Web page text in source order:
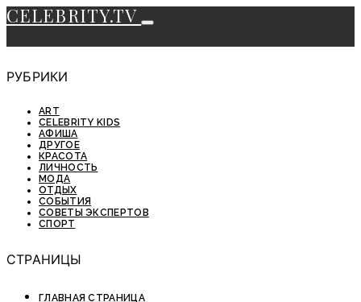
CELEBRITY.TV
РУБРИКИ
ART
CELEBRITY KIDS
АФИША
ДРУГОЕ
КРАСОТА
ЛИЧНОСТЬ
МОДА
ОТДЫХ
СОБЫТИЯ
СОВЕТЫ ЭКСПЕРТОВ
СПОРТ
СТРАНИЦЫ
ГЛАВНАЯ СТРАНИЦА